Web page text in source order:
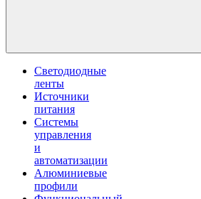
Светодиодные
ленты
Источники
питания
Системы
управления
и
автоматизации
Алюминиевые
профили